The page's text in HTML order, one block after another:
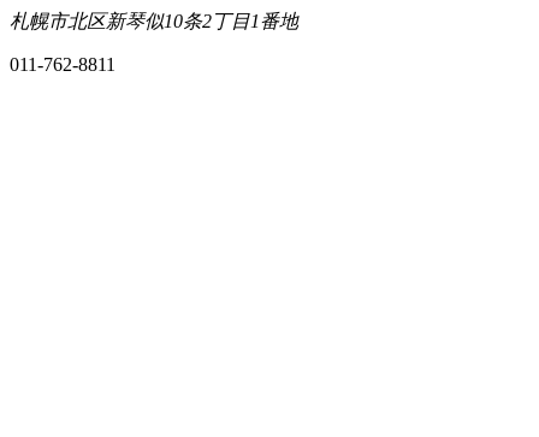
札幌市北区新琴似10条2丁目1番地
011-762-8811